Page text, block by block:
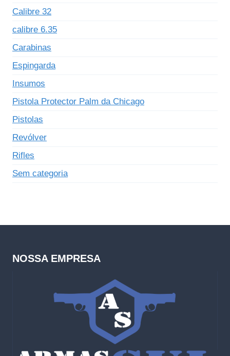
Calibre 32
calibre 6.35
Carabinas
Espingarda
Insumos
Pistola Protector Palm da Chicago
Pistolas
Revólver
Rifles
Sem categoria
NOSSA EMPRESA